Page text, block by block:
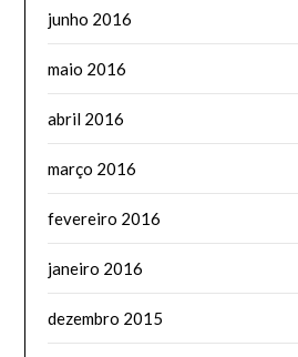
junho 2016
maio 2016
abril 2016
março 2016
fevereiro 2016
janeiro 2016
dezembro 2015